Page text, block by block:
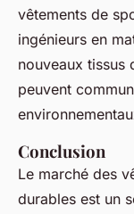
vêtements de
ingénieurs en
nouveaux tissus
peuvent
Conclusion
Le marché des
durables est un